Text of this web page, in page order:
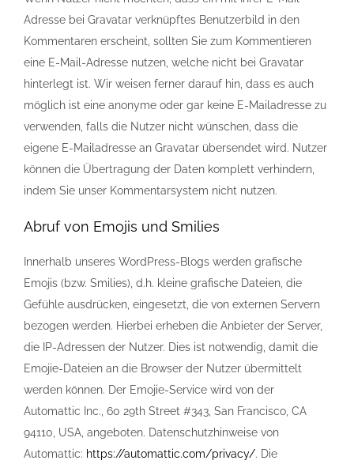
Adresse bei Gravatar verknüpftes Benutzerbild in den
Kommentaren erscheint, sollten Sie zum Kommentieren
eine E-Mail-Adresse nutzen, welche nicht bei Gravatar
hinterlegt ist. Wir weisen ferner darauf hin, dass es auch
möglich ist eine anonyme oder gar keine E-Mailadresse zu
verwenden, falls die Nutzer nicht wünschen, dass die
eigene E-Mailadresse an Gravatar übersendet wird. Nutzer
können die Übertragung der Daten komplett verhindern,
indem Sie unser Kommentarsystem nicht nutzen.
Abruf von Emojis und Smilies
Innerhalb unseres WordPress-Blogs werden grafische
Emojis (bzw. Smilies), d.h. kleine grafische Dateien, die
Gefühle ausdrücken, eingesetzt, die von externen Servern
bezogen werden. Hierbei erheben die Anbieter der Server,
die IP-Adressen der Nutzer. Dies ist notwendig, damit die
Emojie-Dateien an die Browser der Nutzer übermittelt
werden können. Der Emojie-Service wird von der
Automattic Inc., 60 29th Street #343, San Francisco, CA
94110, USA, angeboten. Datenschutzhinweise von
Automattic: https://automattic.com/privacy/. Die